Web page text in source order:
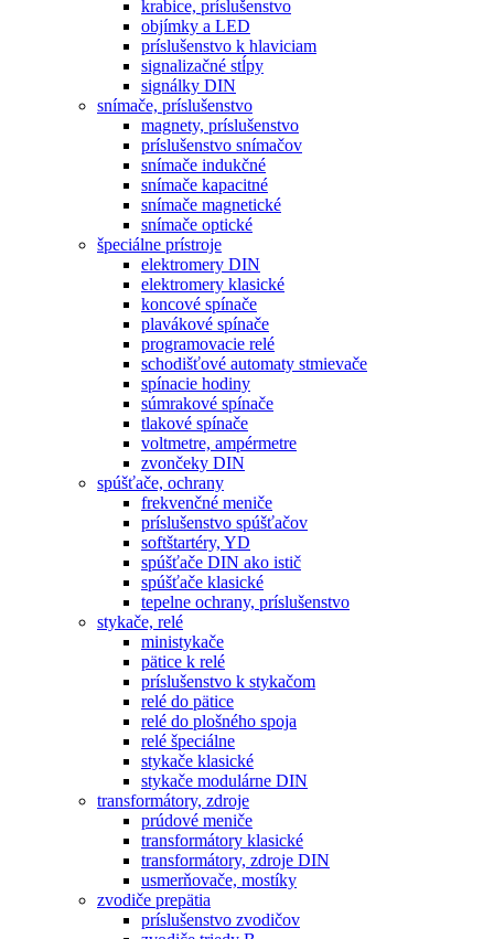
krabice, príslušenstvo
objímky a LED
príslušenstvo k hlaviciam
signalizačné stĺpy
signálky DIN
snímače, príslušenstvo
magnety, príslušenstvo
príslušenstvo snímačov
snímače indukčné
snímače kapacitné
snímače magnetické
snímače optické
špeciálne prístroje
elektromery DIN
elektromery klasické
koncové spínače
plavákové spínače
programovacie relé
schodišťové automaty stmievače
spínacie hodiny
súmrakové spínače
tlakové spínače
voltmetre, ampérmetre
zvončeky DIN
spúšťače, ochrany
frekvenčné meniče
príslušenstvo spúšťačov
softštartéry, YD
spúšťače DIN ako istič
spúšťače klasické
tepelne ochrany, príslušenstvo
stykače, relé
ministykače
pätice k relé
príslušenstvo k stykačom
relé do pätice
relé do plošného spoja
relé špeciálne
stykače klasické
stykače modulárne DIN
transformátory, zdroje
prúdové meniče
transformátory klasické
transformátory, zdroje DIN
usmerňovače, mostíky
zvodiče prepätia
príslušenstvo zvodičov